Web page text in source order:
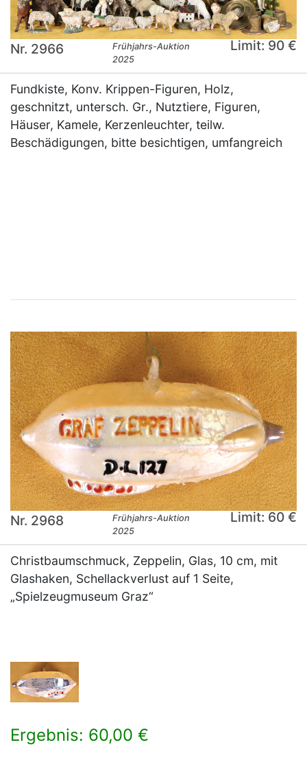
Nr. 2966
Frühjahrs-Auktion
2025
Limit: 90 €
Fundkiste, Konv. Krippen-Figuren, Holz,
geschnitzt, untersch. Gr., Nutztiere, Figuren,
Häuser, Kamele, Kerzenleuchter, teilw.
Beschädigungen, bitte besichtigen, umfangreich
Nr. 2968
Frühjahrs-Auktion
2025
Limit: 60 €
Christbaumschmuck, Zeppelin, Glas, 10 cm, mit
Glashaken, Schellackverlust auf 1 Seite,
„Spielzeugmuseum Graz“
Ergebnis: 60,00 €